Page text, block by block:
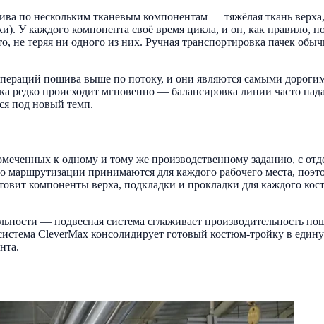
по нескольким тканевым компонентам — тяжёлая ткань
каждого компонента своё время цикла, и он, как правило,
теряя ни одного из них. Ручная транспортировка пачек
пошива выше по потоку, и они являются самыми
редко происходит мгновенно — балансировка линии часто
под новый темп.
к одному и тому же производственному заданию, с
принимаются для каждого рабочего места,
компоненты верха, подкладки и прокладки для каждого
— подвесная система сглаживает производительность
CleverMax консолидирует готовый костюм-тройку в